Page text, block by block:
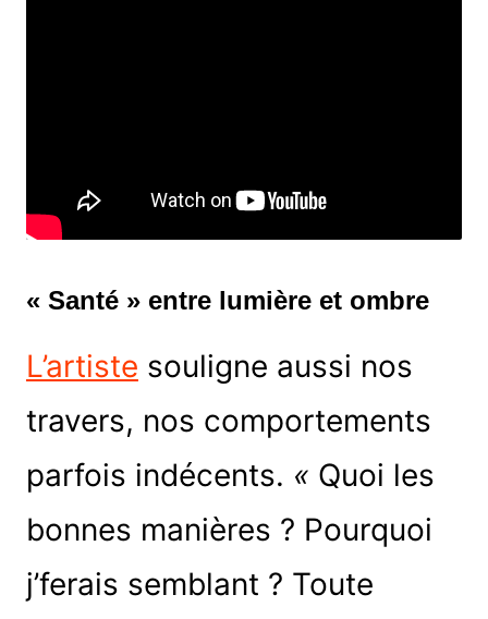
« Santé » entre lumière et ombre
L’artiste souligne aussi nos
travers, nos comportements
parfois indécents. « Quoi les
bonnes manières ? Pourquoi
j’ferais semblant ? Toute